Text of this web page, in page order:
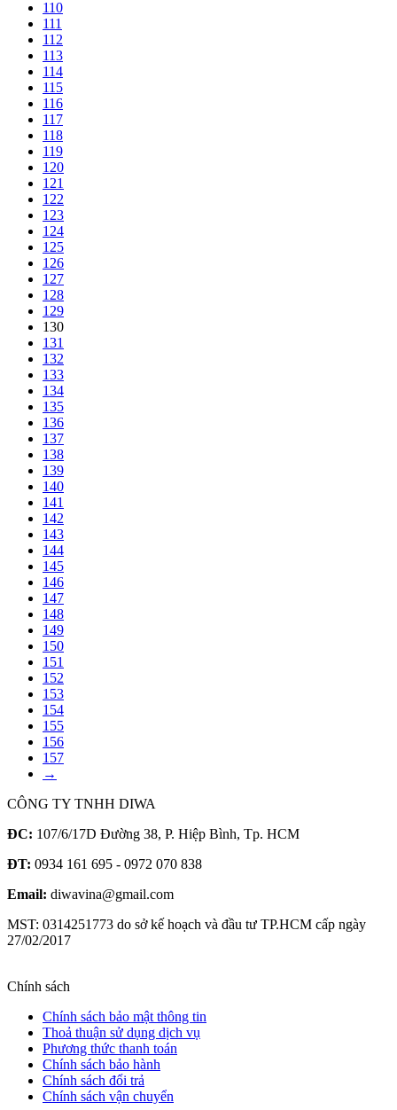
110
111
112
113
114
115
116
117
118
119
120
121
122
123
124
125
126
127
128
129
130
131
132
133
134
135
136
137
138
139
140
141
142
143
144
145
146
147
148
149
150
151
152
153
154
155
156
157
→
CÔNG TY TNHH DIWA
ĐC: 107/6/17D Đường 38, P. Hiệp Bình, Tp. HCM
ĐT: 0934 161 695 - 0972 070 838
Email: diwavina@gmail.com
MST: 0314251773 do sở kế hoạch và đầu tư TP.HCM cấp ngày
27/02/2017
Chính sách
Chính sách bảo mật thông tin
Thoả thuận sử dụng dịch vụ
Phương thức thanh toán
Chính sách bảo hành
Chính sách đổi trả
Chính sách vận chuyển